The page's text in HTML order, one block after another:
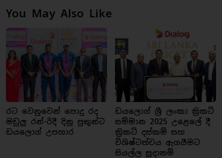
You May Also Like
රට වෙනුවෙන් පොදු රද
මඩුලු රන්-රිදී දිනූ පුතුන්ට
ඩයලොග් උපහාර
ඩයලොග් ශ්‍රී ලංකා ක්‍රිකට්
සම්මාන 2025 උළෙලේ දී
ක්‍රිකට් දස්කම් සහ
විශිෂ්ටත්වය ඇගයීමට
සියල්ල සූදානම්